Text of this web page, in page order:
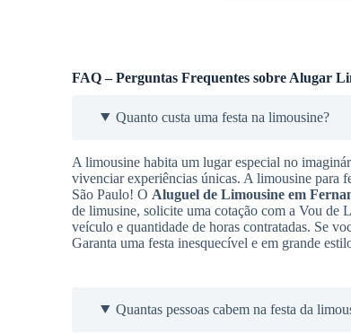
FAQ – Perguntas Frequentes sobre Alugar
Quanto custa uma festa na limousine?
A limousine habita um lugar especial no
vivenciar experiências únicas. A limousine para
São Paulo! O Aluguel de Limousine em
de limusine, solicite uma cotação com a Vou de
veículo e quantidade de horas contratadas. Se
Garanta uma festa inesquecível e em grande
Quantas pessoas cabem na festa da